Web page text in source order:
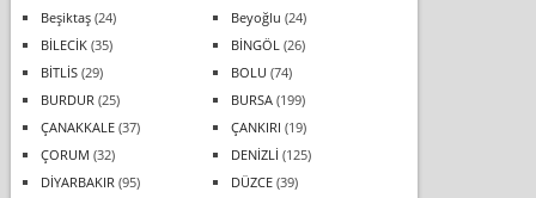
Beşiktaş(24) Beyoğlu (24)
BİLECİK(35) BİNGÖL (26)
BİTLİS(29) BOLU (74)
BURDUR (25) BURSA(199)
ÇANAKKALE(37) ÇANKIRI (19)
ÇORUM (32) DENİZLİ (125)
DİYARBAKIR (95) DÜZCE(39)